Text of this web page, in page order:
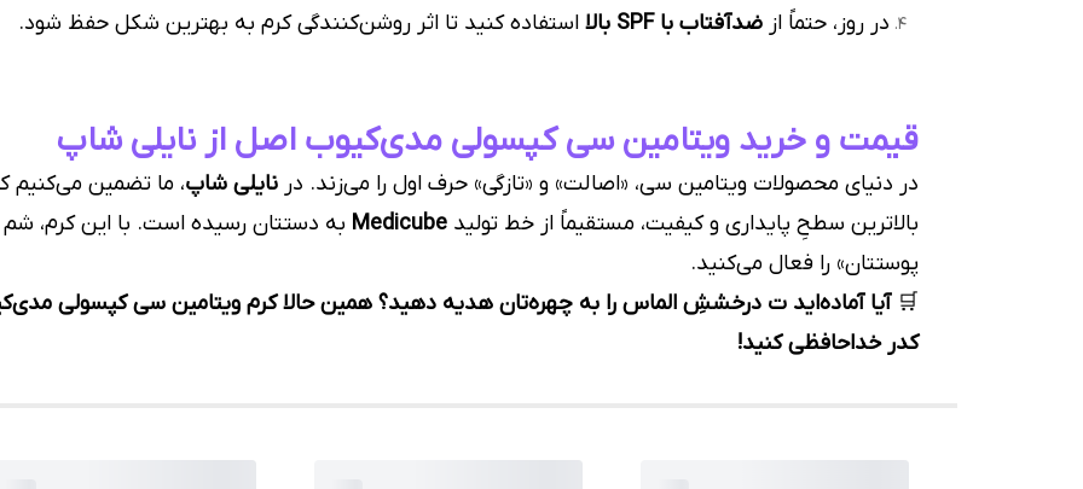
در روز، حتماً از ضدآفتاب با SPF بالا استفاده کنید تا اثر روشن‌کنندگی کرم به بهترین شکل حفظ شود.
قیمت و خرید ویتامین سی کپسولی مدی‌کیوب اصل از نایلی شاپ
در دنیای محصولات ویتامین سی، «اصالت» و «تازگی» حرف اول را می‌زند. در نایلی شاپ، ما تضمین می‌کنیم
بالاترین سطحِ پایداری و کیفیت، مستقیماً از خط تولید Medicube به دستتان رسیده است. با این کرم،
پوستتان» را فعال می‌کنید.
🛒آیا آماده‌اید ت درخششِ الماس را به چهره‌تان هدیه دهید؟ همین حالا کرم ویتامین سی کپسولی
کدر خداحافظی کنید!